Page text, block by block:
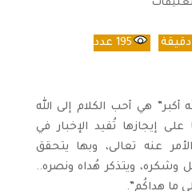
195عدد
هي أحب الكلام إلى الله
إيجازها تُفيد الإخبار في
عنه تعالى، وبها يتحقق
وشكره، ويتذكر هُداه ونصره..
ما هداكُم”.